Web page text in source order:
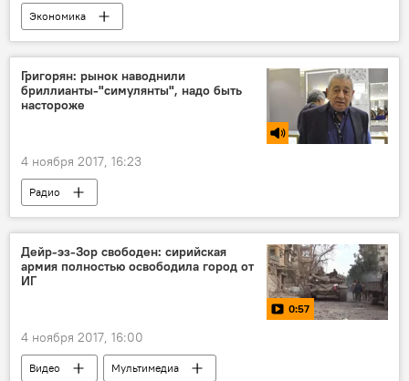
Экономика
Григорян: рынок наводнили
бриллианты-"симулянты", надо быть
настороже
4 ноября 2017, 16:23
Радио
Дейр-эз-Зор свободен: сирийская
армия полностью освободила город от
ИГ
0:57
4 ноября 2017, 16:00
Видео
Мультимедиа